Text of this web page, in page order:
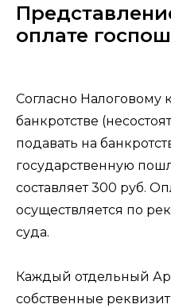
оплате
Согласно Налоговому
банкротстве
подавать на
государственную
составляет 300 руб.
осуществляется по
суда.
Каждый отдельный
собственные